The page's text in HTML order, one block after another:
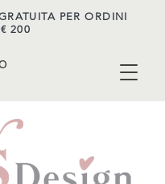
PER ORDINI
200